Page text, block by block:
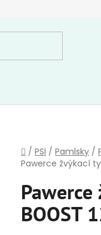
Domů
/ PSI / Pamlsky /
Pawerce žvýkací
BOOST